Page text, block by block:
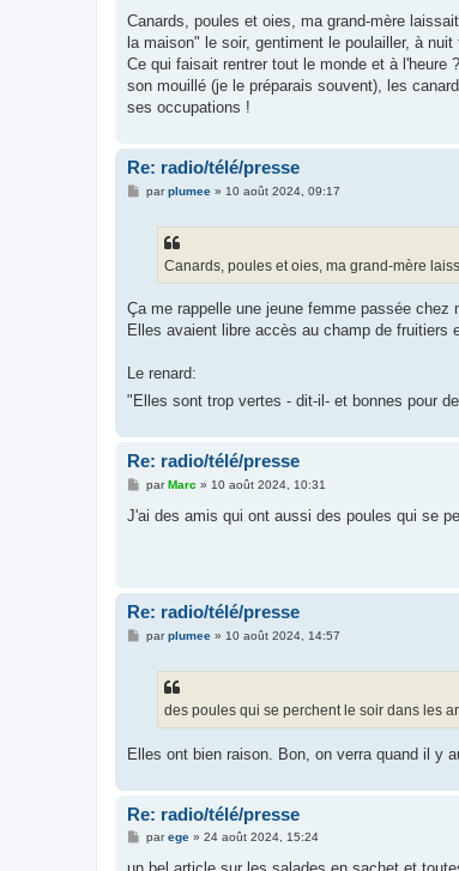
s
a
g
Canards, poules et oies, ma grand-mère
la maison" le soir, gentiment le poulailler, à
Ce qui faisait rentrer tout le monde et à l'heure
son mouillé (je le préparais souvent), les
ses occupations !
Re: radio/télé/presse
Mparplumee» 10 août 2024, 09:17
Canards, poules et oies, ma grand-mère
Ça me rappelle une jeune femme passée
Elles avaient libre accès au champ de
Le renard:
"Elles sont trop vertes - dit-il- et bonnes pour
Re: radio/télé/presse
M
s
parMarc » 10 août 2024, 10:31
J'ai des amis qui ont aussi des poules qui se
Re: radio/télé/presse
Mparplumee» 10 août 2024, 14:57
des poules qui se perchent le soir dans les
Elles ont bien raison. Bon, on verra quand il y
Re: radio/télé/presse
M
s
parege» 24 août 2024, 15:24